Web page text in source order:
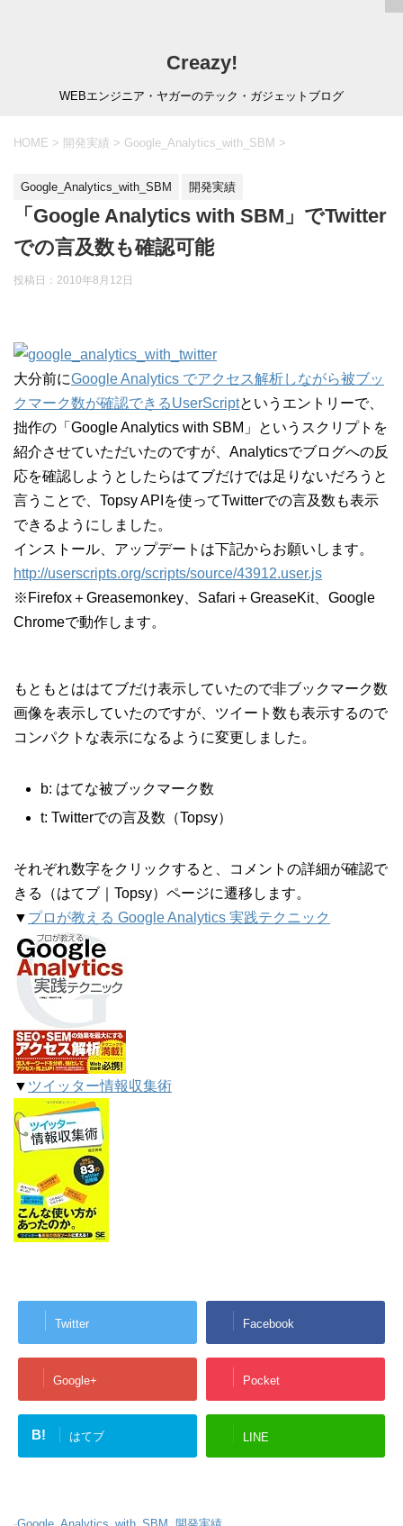
Creazy!
WEBエンジニア・ヤガーのテック・ガジェットブログ
HOME > 開発実績 > Google_Analytics_with_SBM >
Google_Analytics_with_SBM 開発実績
「Google Analytics with SBM」でTwitter
での言及数も確認可能
投稿日： 2010年8月12日
大分前にGoogle Analytics でアクセス解析しながら被ブッ
クマーク数が確認できるUserScriptというエントリーで、
拙作の「Google Analytics with SBM」というスクリプトを
紹介させていただいたのですが、Analyticsでブログへの反
応を確認しようとしたらはてブだけでは足りないだろうと
言うことで、Topsy APIを使ってTwitterでの言及数も表示
できるようにしました。
インストール、アップデートは下記からお願いします。
http://userscripts.org/scripts/source/43912.user.js
※Firefox＋Greasemonkey、Safari＋GreaseKit、Google
Chromeで動作します。
もともとははてブだけ表示していたので非ブックマーク数
画像を表示していたのですが、ツイート数も表示するので
コンパクトな表示になるように変更しました。
b: はてな被ブックマーク数
t: Twitterでの言及数（Topsy）
それぞれ数字をクリックすると、コメントの詳細が確認で
きる（はてブ｜Topsy）ページに遷移します。
▼ プロが教える Google Analytics 実践テクニック
▼ ツイッター情報収集術
Twitter Facebook
Google+ Pocket
B! はてブ LINE